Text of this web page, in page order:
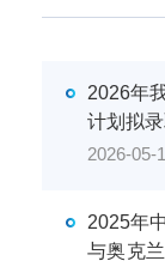
2026年
计划拟
2026-05-
2025年
与奥克